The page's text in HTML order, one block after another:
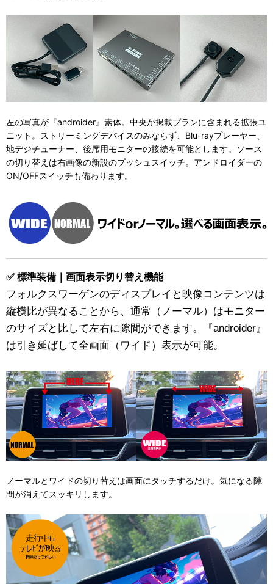
左の写真が『androider』素体。中央が掲載プランに含まれる拡張ユ
ニット。ストリーミングデバイスのみならず、Blu-rayプレーヤー、
地デジチューナー、後席用モニターの接続を可能とします。ソース
の切り替えは右画像の新設のプッシュスイッチ。アンドロイダーの
ON/OFFスイッチも備わります。
✅ 標準装備｜画面表示切り替え機能
フォルクスワーゲンのディスプレイと映像コンテンツは
縦横比が異なることから、通常（ノーマル）はモニター
のサイズと比して左右に隙間ができます。『androider』
は引き延ばして全画面（ワイド）表示が可能。
ノーマルとワイドの切り替えは画面にタッチするだけ。気になる隙
間が消えてスッキリします。